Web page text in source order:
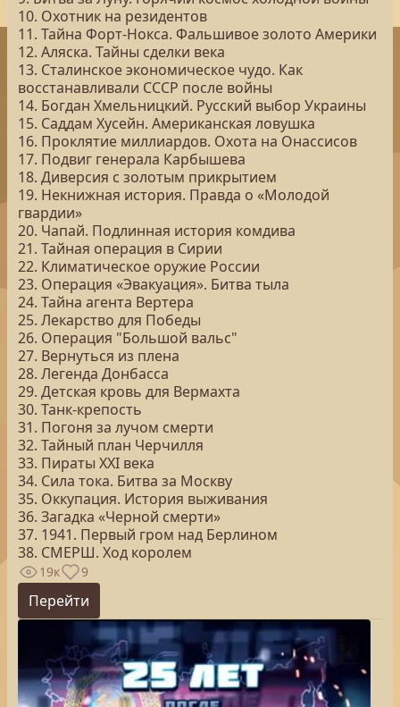
10. Охотник на резидентов
11. Тайна Форт-Нокса. Фальшивое золото Америки
12. Аляска. Тайны сделки века
13. Сталинское экономическое чудо. Как
восстанавливали СССР после войны
14. Богдан Хмельницкий. Русский выбор Украины
15. Саддам Хусейн. Американская ловушка
16. Проклятие миллиардов. Охота на Онассисов
17. Подвиг генерала Карбышева
18. Диверсия с золотым прикрытием
19. Некнижная история. Правда о «Молодой
гвардии»
20. Чапай. Подлинная история комдива
21. Тайная операция в Сирии
22. Климатическое оружие России
23. Операция «Эвакуация». Битва тыла
24. Тайна агента Вертера
25. Лекарство для Победы
26. Операция "Большой вальс"
27. Вернуться из плена
28. Легенда Донбасса
29. Детская кровь для Вермахта
30. Танк-крепость
31. Погоня за лучом смерти
32. Тайный план Черчилля
33. Пираты ХХI века
34. Сила тока. Битва за Москву
35. Оккупация. История выживания
36. Загадка «Черной смерти»
37. 1941. Первый гром над Берлином
38. СМЕРШ. Ход королем
19к 9
Перейти